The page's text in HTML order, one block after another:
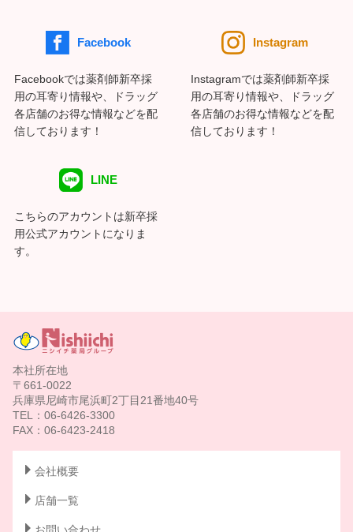
Facebook
Facebookでは薬剤師新卒採
用の耳寄り情報や、ドラッグ
各店舗のお得な情報などを配
信しております！
Instagram
Instagramでは薬剤師新卒採
用の耳寄り情報や、ドラッグ
各店舗のお得な情報などを配
信しております！
LINE
こちらのアカウントは新卒採
用公式アカウントになりま
す。
本社所在地
〒661-0022
兵庫県尼崎市尾浜町2丁目21番地40号
TEL：06-6426-3300
FAX：06-6423-2418
会社概要
店舗一覧
お問い合わせ